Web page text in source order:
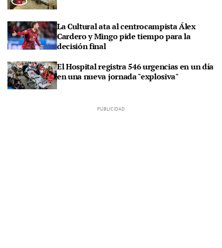
La Cultural ata al centrocampista Álex
Cardero y Mingo pide tiempo para la
decisión final
El Hospital registra 546 urgencias en un día
en una nueva jornada "explosiva"